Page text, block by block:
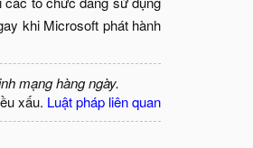
khi Microsoft phát hành
mạng hàng ngày.
xấu. Luật pháp liên quan